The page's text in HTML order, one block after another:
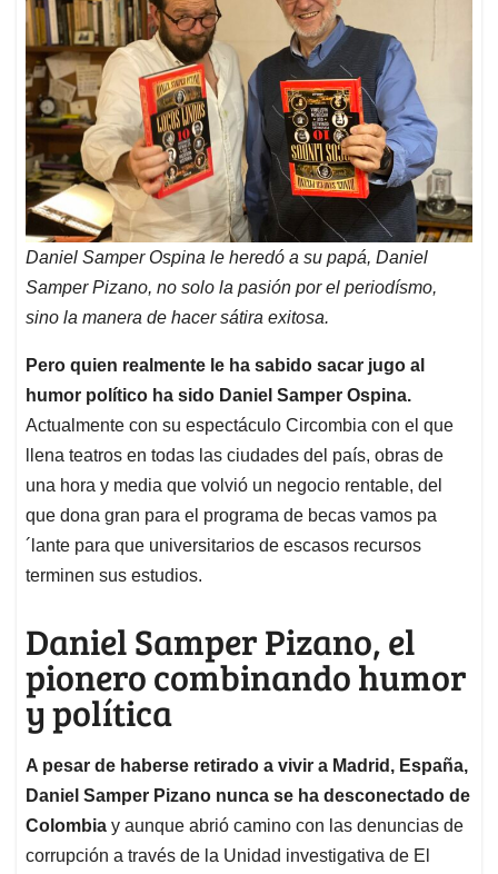
Daniel Samper Ospina le heredó a su papá, Daniel
Samper Pizano, no solo la pasión por el periodísmo,
sino la manera de hacer sátira exitosa.
Pero quien realmente le ha sabido sacar jugo al
humor político ha sido Daniel Samper Ospina.
Actualmente con su espectáculo Circombia con el que
llena teatros en todas las ciudades del país, obras de
una hora y media que volvió un negocio rentable, del
que dona gran para el programa de becas vamos pa
´lante para que universitarios de escasos recursos
terminen sus estudios.
Daniel Samper Pizano, el
pionero combinando humor
y política
A pesar de haberse retirado a vivir a Madrid, España,
Daniel Samper Pizano nunca se ha desconectado de
Colombia y aunque abrió camino con las denuncias de
corrupción a través de la Unidad investigativa de El